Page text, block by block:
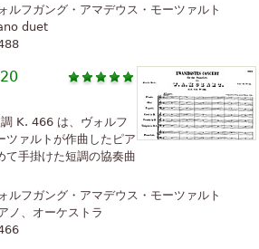
ルフガング・アマデウス・モーツァルト
duet
K. 466 は、ヴォルフ
ツァルトが作曲したピア
て手掛けた短調の協奏曲
ルフガング・アマデウス・モーツァルト
ノ、オーケストラ